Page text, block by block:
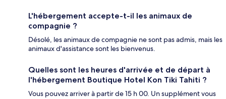
L'hébergement accepte-t-il les animaux de
compagnie ?
Désolé, les animaux de compagnie ne sont pas admis, mais les
animaux d'assistance sont les bienvenus.
Quelles sont les heures d'arrivée et de départ à
l'hébergement Boutique Hotel Kon Tiki Tahiti ?
Vous pouvez arriver à partir de 15 h 00. Un supplément vous